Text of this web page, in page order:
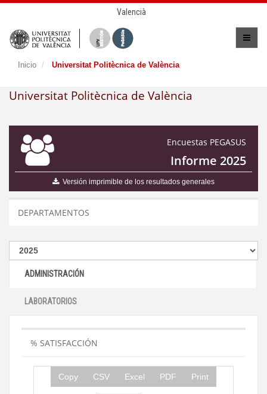
Valencià
Inicio Universitat Politècnica de València
Universitat Politècnica de València
Encuestas PEGASUS
Informe 2025
Versión imprimible de los resultados generales
DEPARTAMENTOS
ADMINISTRACIÓN
LABORATORIOS
% SATISFACCIÓN
Copy CSV Excel PDF Print